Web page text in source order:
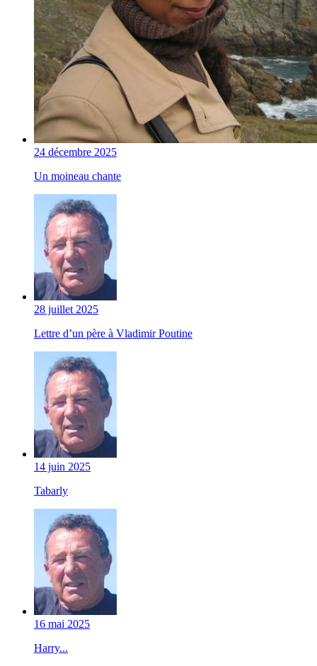
24 décembre 2025
Un moineau chante
28 juillet 2025
Lettre d’un père à Vladimir Poutine
14 juin 2025
Tabarly
16 mai 2025
Harry...